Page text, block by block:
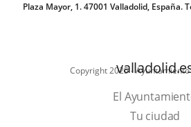
Plaza Mayor, 1. 47001 Valladolid, España.
Copyright 2025 -
El
Tu ciudad